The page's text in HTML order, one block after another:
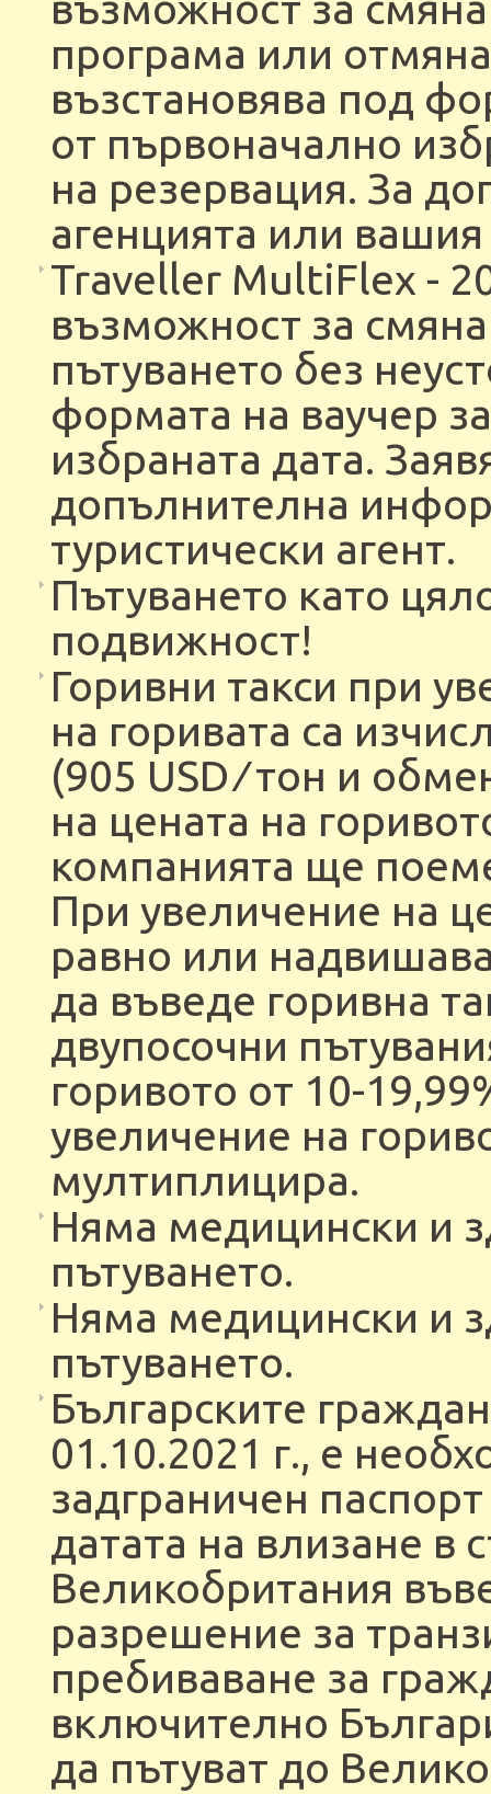
програма или
възстановява под
от първоначално
на резервация. За
агенцията или вашия
Traveller MultiFlex -
възможност за
пътуването без
формата на ваучер
избраната дата.
допълнителна
туристически агент.
Пътуването като
подвижност!
Горивни такси при
на горивата са
(905 USD ∕ тон и
на цената на
компанията ще
При увеличение на
равно или
да въведе горивна
двупосочни
горивото от 10-
увеличение на
мултиплицира.
Няма медицински и
пътуването.
Няма медицински и
пътуването.
Българските
01.10.2021 г., е
задграничен
датата на влизане в
Великобритания
разрешение за
пребиваване за
включително
да пътуват до